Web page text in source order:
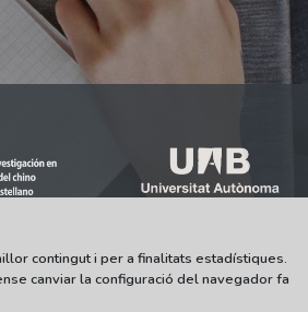
contingut i per a finalitats estadístiques.
canviar la configuració del navegador fa